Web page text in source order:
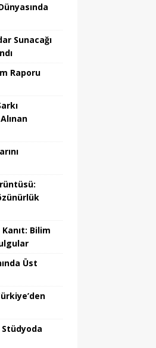
Sunacağı
Raporu
Bilim
Üst
Stüdyoda